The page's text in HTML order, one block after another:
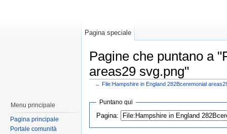
Pagine che puntano a
areas29 svg.png"
← File:Hampshire in England 282Bceremonial
Puntano qui
Pagina:
Pagina speciale
Menu principale
Pagina principale
Portale comunità